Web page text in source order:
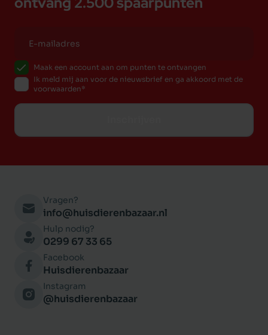
Maak een account aan om punten te ontvangen
Ik meld mij aan voor de nieuwsbrief en ga akkoord met de
voorwaarden
Vragen?
info@huisdierenbazaar.nl
Hulp nodig?
0299 67 33 65
Facebook
Huisdierenbazaar
Instagram
@huisdierenbazaar